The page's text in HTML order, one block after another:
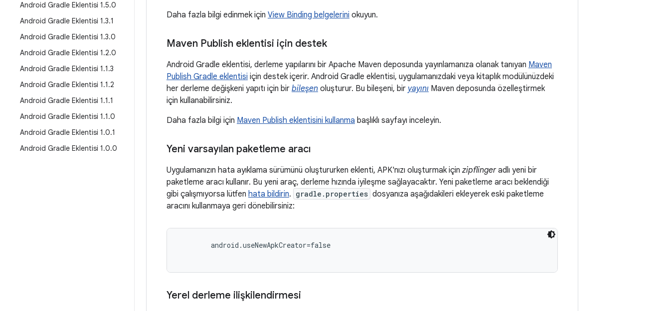
Android Gradle Eklentisi 1.5.0
Android Gradle Eklentisi 1.3.1
Android Gradle Eklentisi 1.3.0
Android Gradle Eklentisi 1.2.0
Android Gradle Eklentisi 1.1.3
Android Gradle Eklentisi 1.1.2
Android Gradle Eklentisi 1.1.1
Android Gradle Eklentisi 1.1.0
Android Gradle Eklentisi 1.0.1
Android Gradle Eklentisi 1.0.0
Daha fazla bilgi edinmek için View Binding belgelerini okuyun.
Maven Publish eklentisi için destek
Android Gradle eklentisi, derleme yapılarını bir Apache Maven deposunda yayınlamanıza olanak tanıyan Maven
Publish Gradle eklentisi için destek içerir. Android Gradle eklentisi, uygulamanızdaki veya kitaplık modülünüzdeki
her derleme değişkeni yapıtı için bir bileşen oluşturur. Bu bileşeni, bir yayını Maven deposunda özelleştirmek
için kullanabilirsiniz.
Daha fazla bilgi için Maven Publish eklentisini kullanma başlıklı sayfayı inceleyin.
Yeni varsayılan paketleme aracı
Uygulamanızın hata ayıklama sürümünü oluştururken eklenti, APK'nızı oluşturmak için zipflingeradlı yeni bir
paketleme aracı kullanır. Bu yeni araç, derleme hızında iyileşme sağlayacaktır. Yeni paketleme aracı beklendiği
gibi çalışmıyorsa lütfen hata bildirin. gradle.properties dosyanıza aşağıdakileri ekleyerek eski paketleme
aracını kullanmaya geri dönebilirsiniz:
android.useNewApkCreator=false
Yerel derleme ilişkilendirmesi